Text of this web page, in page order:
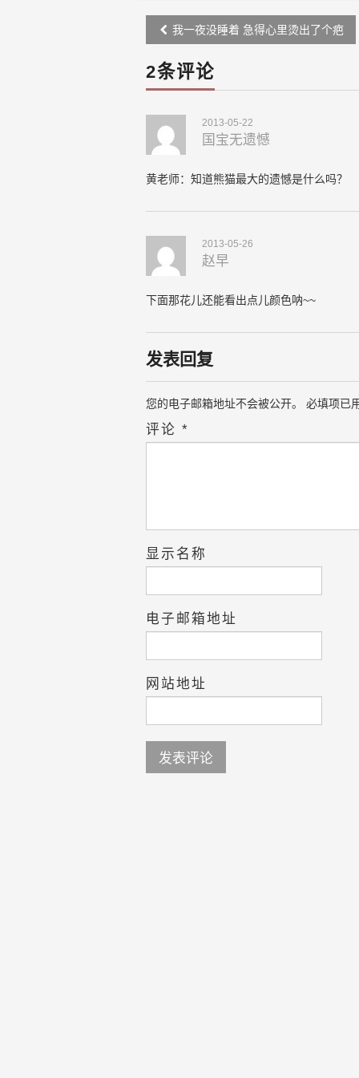
Post
navigation
我一夜没睡着 急得心里烫出了个疤
2条评论
2013-05-22
国宝无遗憾
黄老师：知道熊猫最大的遗憾是什么吗？
2013-05-26
赵早
下面那花儿还能看出点儿颜色呐~~
发表回复
您的电子邮箱地址不会被公开。 必填项已
评论 *
显示名称
电子邮箱地址
网站地址